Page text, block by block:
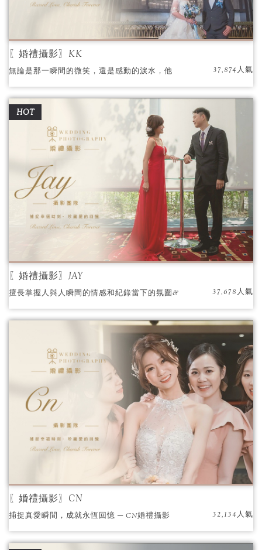
〖婚禮攝影〗KK
無論是那一瞬間的微笑，還是感動的淚水，他
實而美麗的畫面。
37,874人氣
HOT
〖婚禮攝影〗JAY
擅長掌握人與人瞬間的情感和紀錄當下的氛圍&
空間呈現的獨特視野。忠實呈現當天的氛圍，
留下最具溫度和情感的照片，讓多年後回顧照
37,678人氣
〖婚禮攝影〗CN
捕捉真愛瞬間，成就永恆回憶 ─ CN婚禮攝影 32,134人氣